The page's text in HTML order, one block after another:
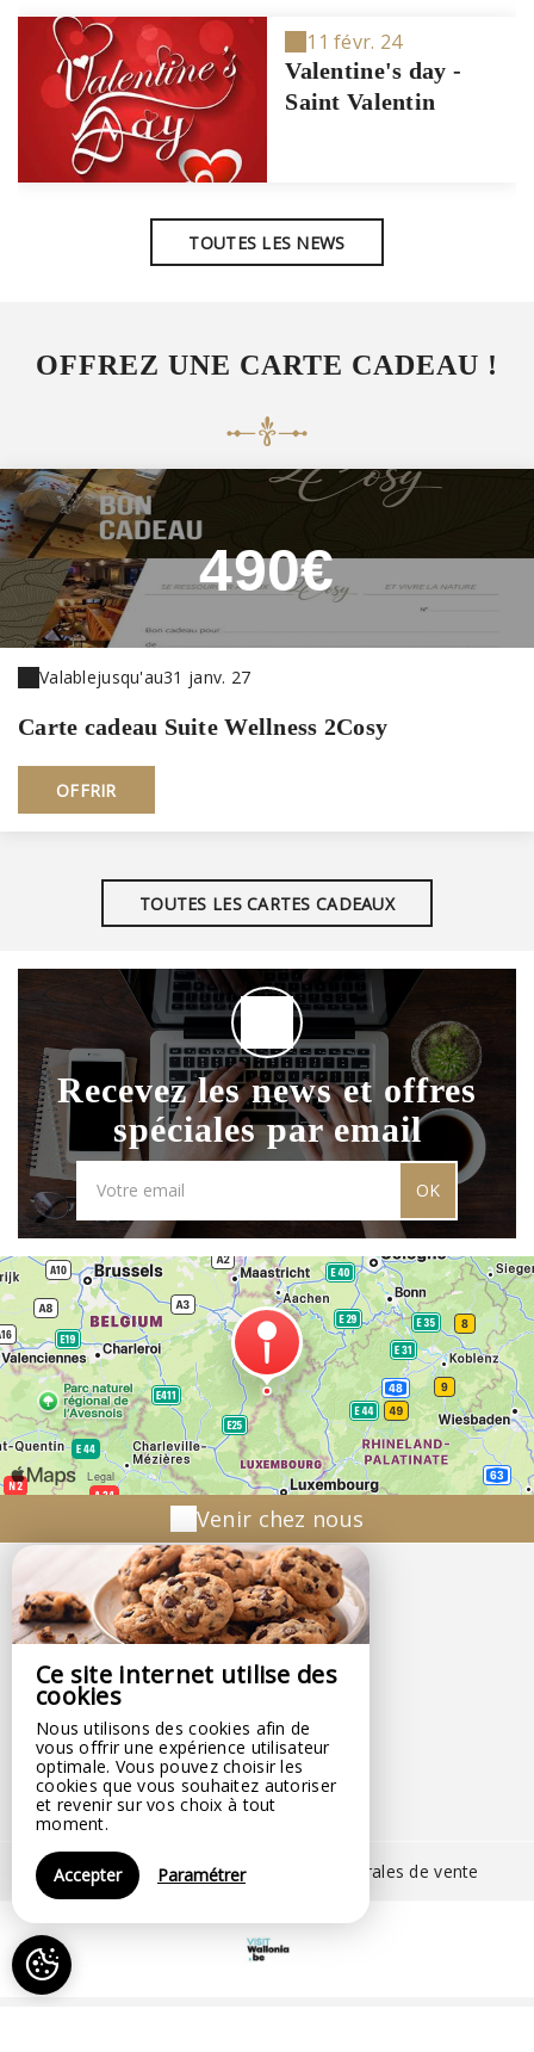
Ce site internet utilise des
cookies
Nous utilisons des cookies afin de
vous offrir une expérience utilisateur
optimale. Vous pouvez choisir les
cookies que vous souhaitez autoriser
et revenir sur vos choix à tout
moment.
Accepter Paramétrer
11 févr. 24
Valentine's day -
Saint Valentin
TOUTES LES NEWS
OFFREZ UNE CARTE CADEAU !
490€
Valablejusqu'au31 janv. 27
Carte cadeau Suite Wellness 2Cosy
OFFRIR
TOUTES LES CARTES CADEAUX
Recevez les news et offres
spéciales par email
OK
Venir chez nous
2Cosy
2Cosy
Wathermal,
N°24 Rue De La Lei ,
+32 494 89 44 11
Contacter par email
Mentions légales | Conditions générales de vente